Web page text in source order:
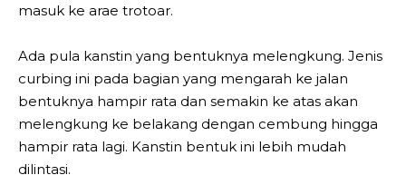
masuk ke arae trotoar.
Ada pula kanstin yang bentuknya melengkung. Jenis
curbing ini pada bagian yang mengarah ke jalan
bentuknya hampir rata dan semakin ke atas akan
melengkung ke belakang dengan cembung hingga
hampir rata lagi. Kanstin bentuk ini lebih mudah
dilintasi.